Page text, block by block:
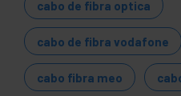
cabo de fibra optica
cabo de fibra vodafone
cabo fibra meo